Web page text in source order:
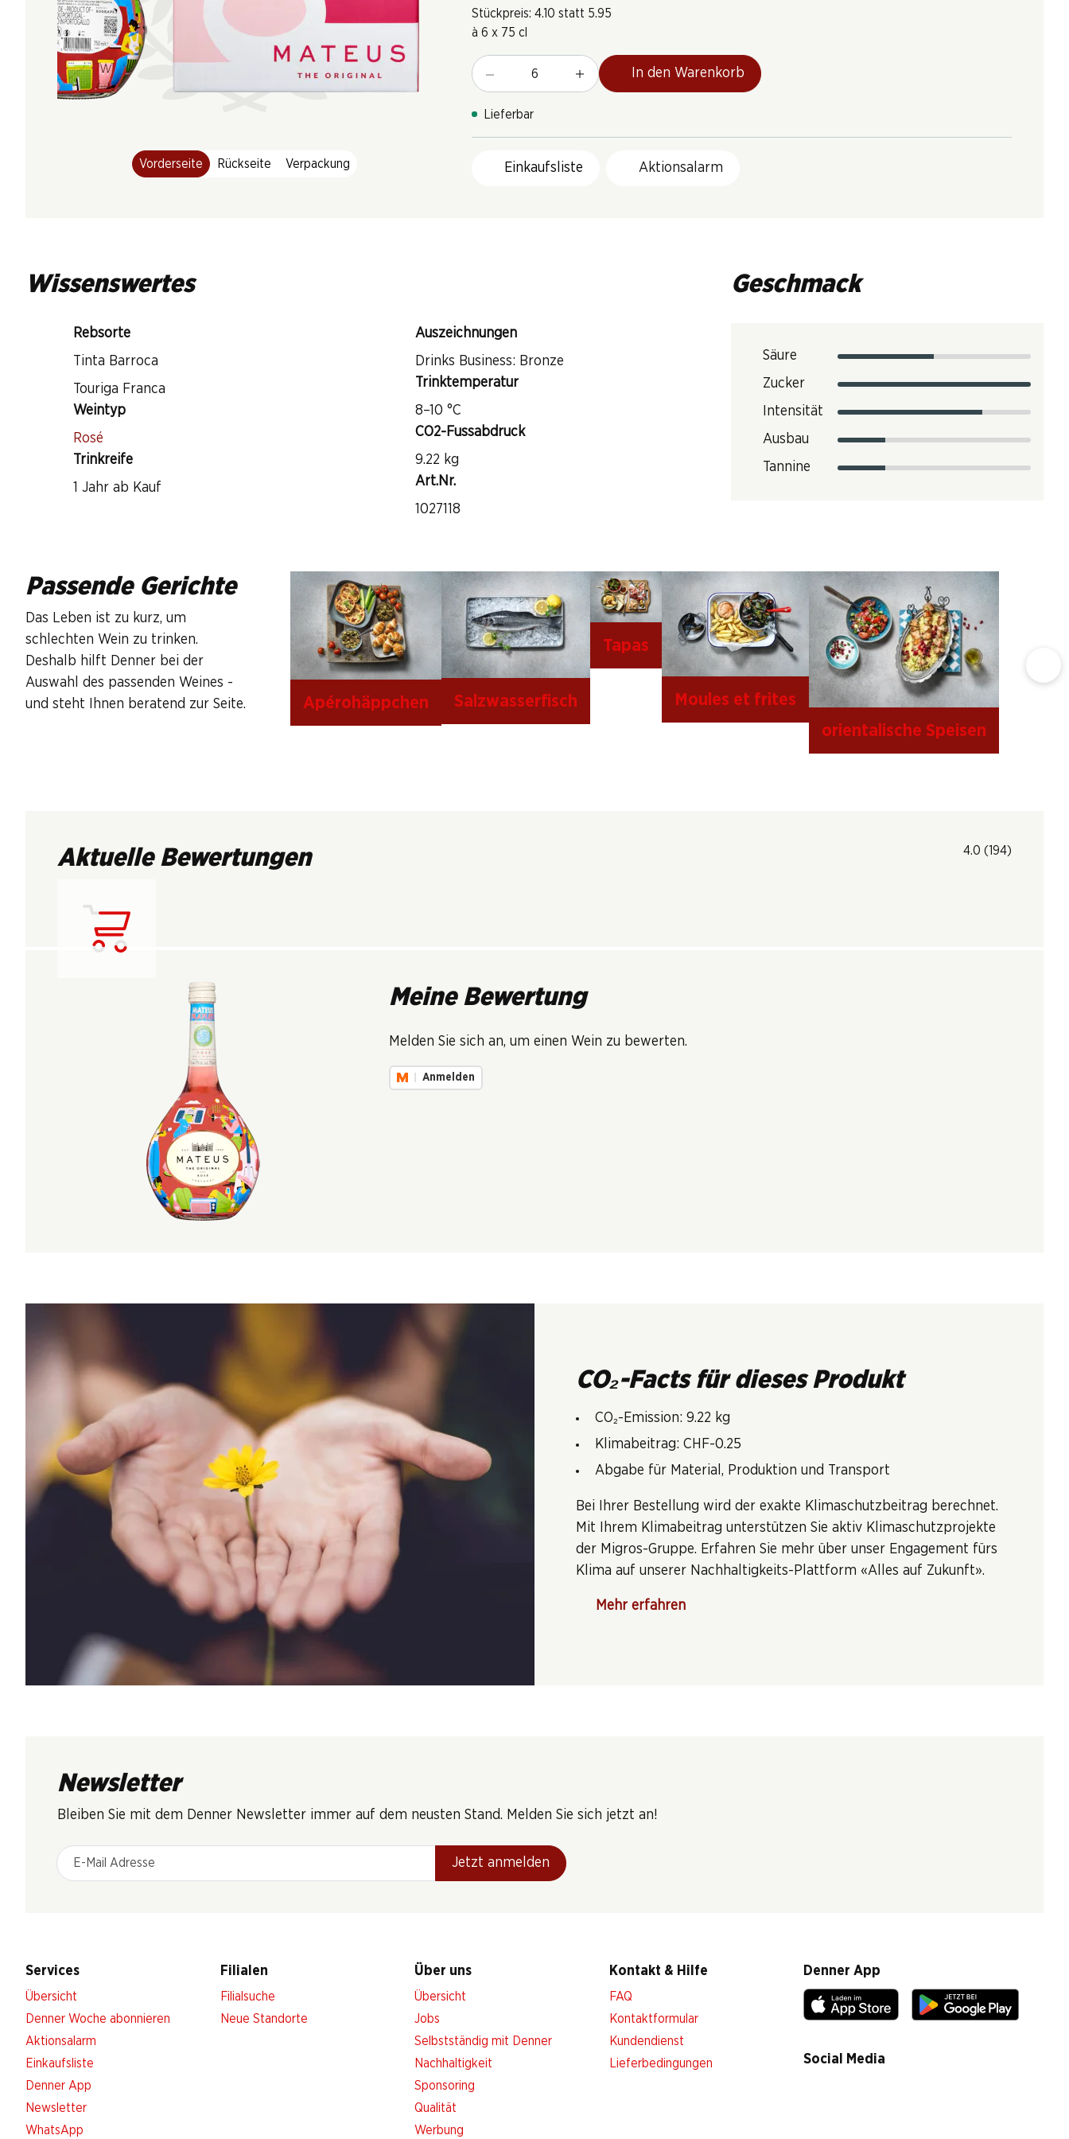
Vorderseite Rückseite Verpackung
Stückpreis: 4.10 statt 5.95
à 6 x 75 cl
In den Warenkorb
Lieferbar
Einkaufsliste Aktionsalarm
Wissenswertes
Rebsorte
Tinta Barroca
Touriga Franca
Weintyp
Rosé
Trinkreife
1 Jahr ab Kauf
Auszeichnungen
Drinks Business: Bronze
Trinktemperatur
8–10 °C
CO2-Fussabdruck
9.22 kg
Art.Nr.
1027118
Geschmack
Säure
Zucker
Intensität
Ausbau
Tannine
Passende Gerichte
Das Leben ist zu kurz, um
schlechten Wein zu trinken.
Deshalb hilft Denner bei der
Auswahl des passenden Weines -
und steht Ihnen beratend zur Seite.
Apérohäppchen Salzwasserfisch
Tapas
Moules et frites
orientalische Speisen
Aktuelle Bewertungen 4.0 (194)
Meine Bewertung
Melden Sie sich an, um einen Wein zu bewerten.
Anmelden
CO₂-Facts für dieses Produkt
CO₂-Emission: 9.22 kg
Klimabeitrag: CHF-0.25
Abgabe für Material, Produktion und Transport
Bei Ihrer Bestellung wird der exakte Klimaschutzbeitrag berechnet.
Mit Ihrem Klimabeitrag unterstützen Sie aktiv Klimaschutzprojekte
der Migros-Gruppe. Erfahren Sie mehr über unser Engagement fürs
Klima auf unserer Nachhaltigkeits-Plattform «Alles auf Zukunft».
Mehr erfahren
Newsletter
Bleiben Sie mit dem Denner Newsletter immer auf dem neusten Stand. Melden Sie sich jetzt an!
E-Mail Adresse
Jetzt anmelden
Services
Übersicht
Denner Woche abonnieren
Aktionsalarm
Einkaufsliste
Denner App
Newsletter
WhatsApp
Filialen
Filialsuche
Neue Standorte
Über uns
Übersicht
Jobs
Selbstständig mit Denner
Nachhaltigkeit
Sponsoring
Qualität
Werbung
Kontakt & Hilfe
FAQ
Kontaktformular
Kundendienst
Lieferbedingungen
Denner App
Social Media